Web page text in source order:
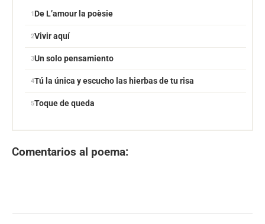
De L’amour la poèsie
Vivir aquí
Un solo pensamiento
Tú la única y escucho las hierbas de tu risa
Toque de queda
Comentarios al poema: